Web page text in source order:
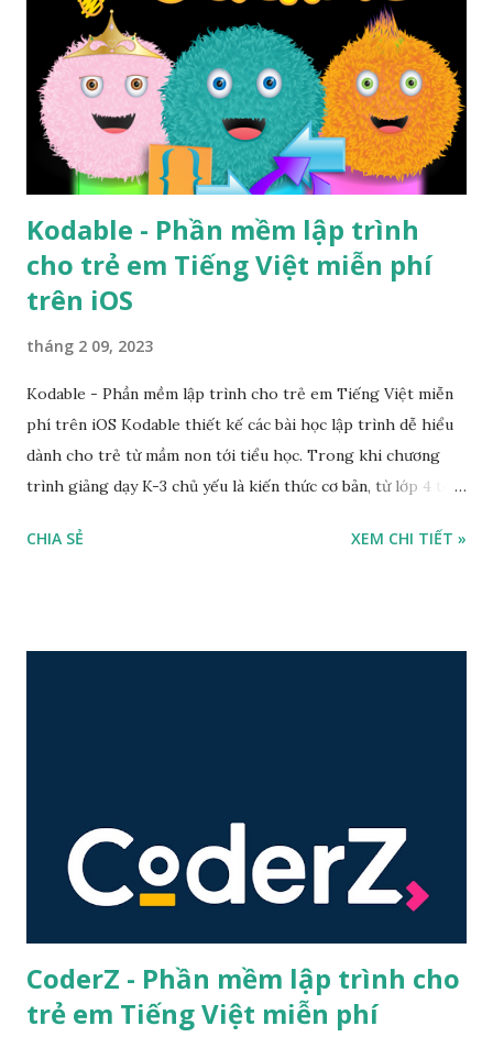
Kodable - Phần mềm lập trình
cho trẻ em Tiếng Việt miễn phí
trên iOS
tháng 2 09, 2023
Kodable - Phần mềm lập trình cho trẻ em Tiếng Việt miễn
phí trên iOS Kodable thiết kế các bài học lập trình dễ hiểu
dành cho trẻ từ mầm non tới tiểu học. Trong khi chương
trình giảng dạy K-3 chủ yếu là kiến thức cơ bản, từ lớp 4 tới
chuẩn lập trình dạy JavaScript. Kodable thường hướng dẫn
vật và nhiều bài hát cho trẻ em...
CHIA SẺ XEM CHI TIẾT »
CoderZ - Phần mềm lập trình cho
trẻ em Tiếng Việt miễn phí